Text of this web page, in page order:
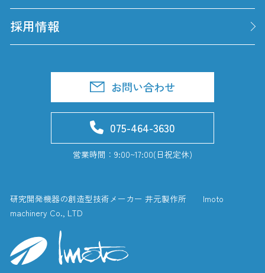
採用情報
お問い合わせ
075-464-3630
営業時間：9:00~17:00(日祝定休)
研究開発機器の創造型技術メーカー 井元製作所 Imoto
machinery Co., LTD